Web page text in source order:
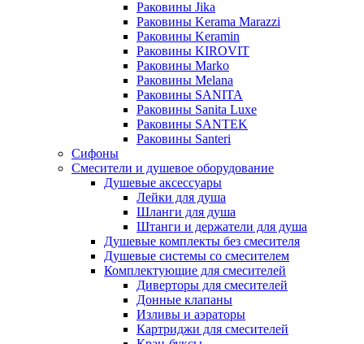
Раковины Jika
Раковины Kerama Marazzi
Раковины Keramin
Раковины KIROVIT
Раковины Marko
Раковины Melana
Раковины SANITA
Раковины Sanita Luxe
Раковины SANTEK
Раковины Santeri
Сифоны
Смесители и душевое оборудование
Душевые аксессуары
Лейки для душа
Шланги для душа
Штанги и держатели для душа
Душевые комплекты без смесителя
Душевые системы со смесителем
Комплектующие для смесителей
Диверторы для смесителей
Донные клапаны
Изливы и аэраторы
Картриджи для смесителей